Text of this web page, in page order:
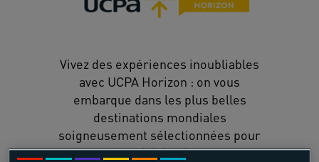
Vivez des expériences inoubliables
avec UCPA Horizon : on vous
embarque dans les plus belles
destinations mondiales
soigneusement sélectionnées pour
leur authenticité et leurs spots